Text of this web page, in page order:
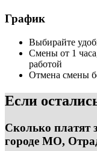
График
Выбирайте
Смены от 1
работой
Отмена смены
Если
Сколько платят
городе МО,